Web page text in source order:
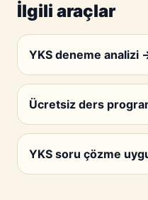
İlgili araçlar
YKS deneme analizi
Ücretsiz ders
YKS soru çözme